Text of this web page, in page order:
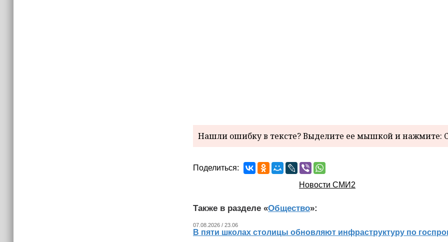
Нашли ошибку в тексте? Выделите ее мышкой и нажмите:
Поделиться:
Новости СМИ2
Также в разделе «Общество»:
07.08.2026 / 23.06
В пяти школах столицы обновляют инфраструктуру по